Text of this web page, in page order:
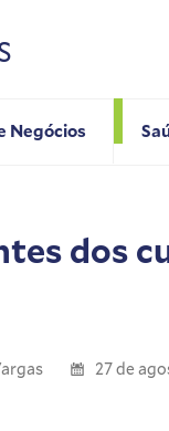
Negócios
dos
27 de